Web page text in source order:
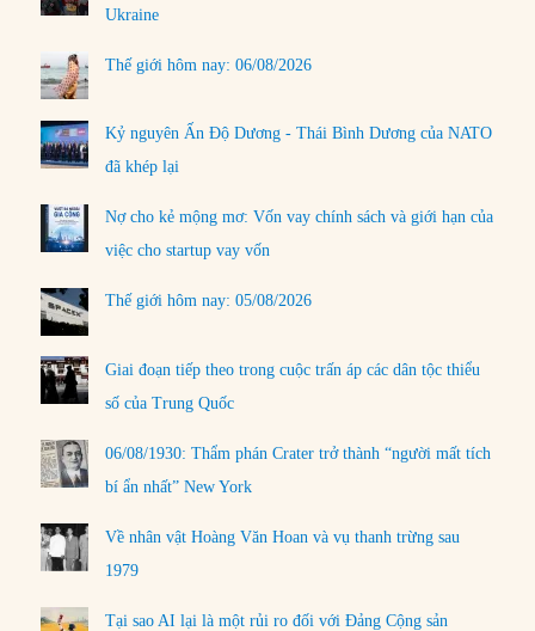
Ukraine
Thế giới hôm nay: 06/08/2026
Kỷ nguyên Ấn Độ Dương - Thái Bình Dương của NATO
đã khép lại
Nợ cho kẻ mộng mơ: Vốn vay chính sách và giới hạn của
việc cho startup vay vốn
Thế giới hôm nay: 05/08/2026
Giai đoạn tiếp theo trong cuộc trấn áp các dân tộc thiểu
số của Trung Quốc
06/08/1930: Thẩm phán Crater trở thành “người mất tích
bí ẩn nhất” New York
Về nhân vật Hoàng Văn Hoan và vụ thanh trừng sau
1979
Tại sao AI lại là một rủi ro đối với Đảng Cộng sản